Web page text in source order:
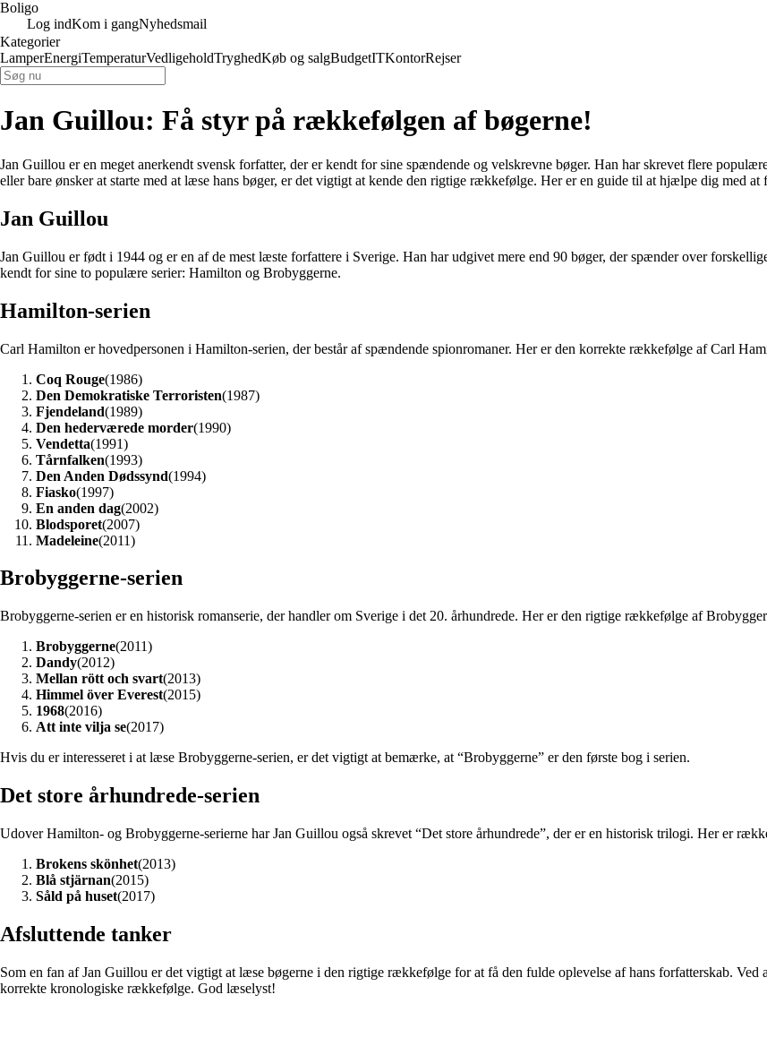
Boligo
Log indKom i gangNyhedsmail
Kategorier
LamperEnergiTemperaturVedligeholdTryghedKøb og salgBudgetITKontorRejser
Jan Guillou: Få styr på rækkefølgen af bøgerne!
Jan Guillou er en meget anerkendt svensk forfatter, der er kendt for sine spændende og velskrevne bøger. Han har skrevet flere
eller bare ønsker at starte med at læse hans bøger, er det vigtigt at kende den rigtige rækkefølge. Her er en guide til at hjælpe dig med at
Jan Guillou
Jan Guillou er født i 1944 og er en af ​​de mest læste forfattere i Sverige. Han har udgivet mere end 90 bøger, der spænder over
kendt for sine to populære serier: Hamilton og Brobyggerne.
Hamilton-serien
Carl Hamilton er hovedpersonen i Hamilton-serien, der består af spændende spionromaner. Her er den korrekte rækkefølge af Carl
Coq Rouge(1986)
Den Demokratiske Terroristen(1987)
Fjendeland(1989)
Den hederværede morder(1990)
Vendetta(1991)
Tårnfalken(1993)
Den Anden Dødssynd(1994)
Fiasko(1997)
En anden dag(2002)
Blodsporet(2007)
Madeleine(2011)
Brobyggerne-serien
Brobyggerne-serien er en historisk romanserie, der handler om Sverige i det 20. århundrede. Her er den rigtige rækkefølge af
Brobyggerne(2011)
Dandy(2012)
Mellan rött och svart(2013)
Himmel över Everest(2015)
1968(2016)
Att inte vilja se(2017)
Hvis du er interesseret i at læse Brobyggerne-serien, er det vigtigt at bemærke, at “Brobyggerne” er den første bog i serien.
Det store århundrede-serien
Udover Hamilton- og Brobyggerne-serierne har Jan Guillou også skrevet “Det store århundrede”, der er en historisk trilogi. Her er
Brokens skönhet(2013)
Blå stjärnan(2015)
Såld på huset(2017)
Afsluttende tanker
Som en fan af Jan Guillou er det vigtigt at læse bøgerne i den rigtige rækkefølge for at få den fulde oplevelse af hans forfatterskab.
korrekte kronologiske rækkefølge. God læselyst!